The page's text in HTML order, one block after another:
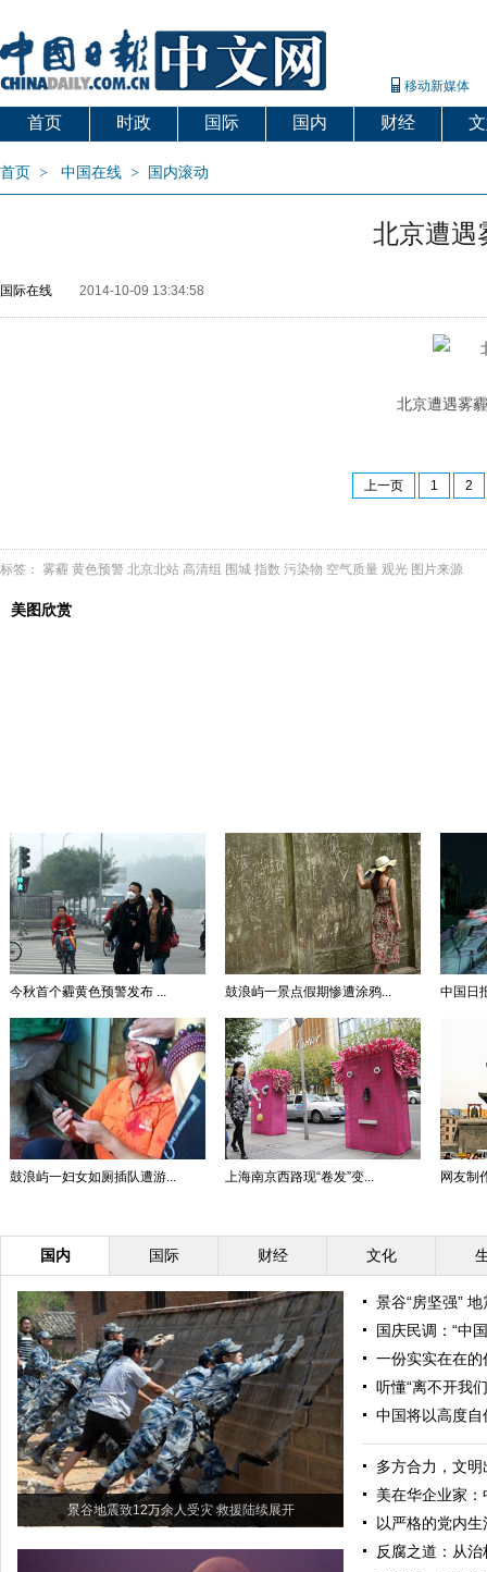
移动新媒体
首页 时政 国际 国内 财经
首页 > 中国在线 > 国内滚动
北京遭遇
国际在线 2014-10-09 13:34:58
北京遭遇雾
上一页 1 2
标签： 雾霾 黄色预警 北京北站 高清组 围城 指数 污染物 空气质量 观光 图片来源
美图欣赏
今秋首个霾黄色预警发布 ... 鼓浪屿一景点假期惨遭涂鸦... 中国日
鼓浪屿一妇女如厕插队遭游... 上海南京西路现“卷发”变... 网友制
国内 国际 财经 文化
景谷地震致12万余人受灾 救援陆续展开
景谷“房坚强” 地
国庆民调：“中
一份实实在在
听懂“离不开我
中国将以高度
多方合力，文
美在华企业家
以严格的党内
反腐之道：从